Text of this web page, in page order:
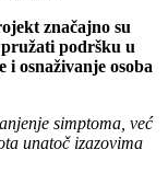
značajno su
podršku u
i osnaživanje osoba
simptoma, već
unatoč izazovima